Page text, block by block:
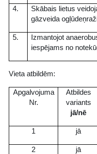
4.
Skābais lietus
gāzveida
5.
Izmantojot
iespējams no
Vieta atbildēm:
Apgalvojuma
Nr.
Atbildes
variants
jā/nē
1 jā
2 jā